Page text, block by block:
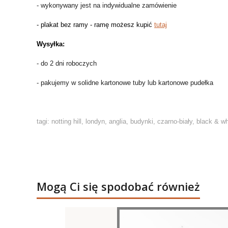
- wykonywany jest na indywidualne zamówienie
- plakat bez ramy - ramę możesz kupić tutaj
Wysyłka:
- do 2 dni roboczych
- pakujemy w solidne kartonowe tuby lub kartonowe pudełka
tagi: notting hill, londyn, anglia, budynki, czarno-biały, black &
Mogą Ci się spodobać również